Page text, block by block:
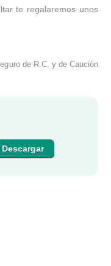
te regalaremos unos
de R.C. y de Caución